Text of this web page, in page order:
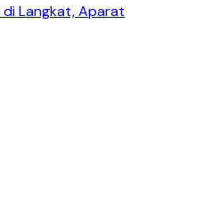
di Langkat, Aparat